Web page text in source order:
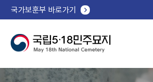
국가보훈부 바로가기